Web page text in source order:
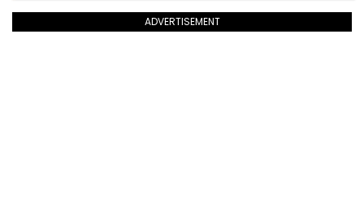
ADVERTISEMENT